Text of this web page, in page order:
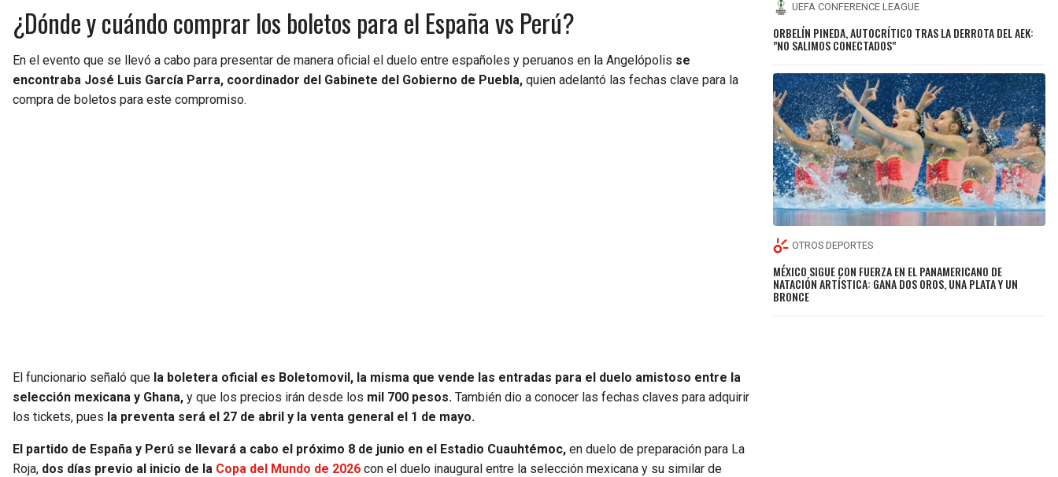
¿Dónde y cuándo comprar los boletos para el España vs Perú?
En el evento que se llevó a cabo para presentar de manera oficial el duelo entre españoles y peruanos en la Angelópolis se
encontraba José Luis García Parra, coordinador del Gabinete del Gobierno de Puebla, quien adelantó las fechas clave para la
compra de boletos para este compromiso.
El funcionario señaló que la boletera oficial es Boletomovil, la misma que vende las entradas para el duelo amistoso entre la
selección mexicana y Ghana, y que los precios irán desde los mil 700 pesos. También dio a conocer las fechas claves para adquirir
los tickets, pues la preventa será el 27 de abril y la venta general el 1 de mayo.
El partido de España y Perú se llevará a cabo el próximo 8 de junio en el Estadio Cuauhtémoc, en duelo de preparación para La
Roja, dos días previo al inicio de la Copa del Mundo de 2026 con el duelo inaugural entre la selección mexicana y su similar de
UEFA CONFERENCE LEAGUE
ORBELÍN PINEDA, AUTOCRÍTICO TRAS LA DERROTA DEL AEK:
"NO SALIMOS CONECTADOS"
OTROS DEPORTES
MÉXICO SIGUE CON FUERZA EN EL PANAMERICANO DE
NATACIÓN ARTÍSTICA: GANA DOS OROS, UNA PLATA Y UN
BRONCE